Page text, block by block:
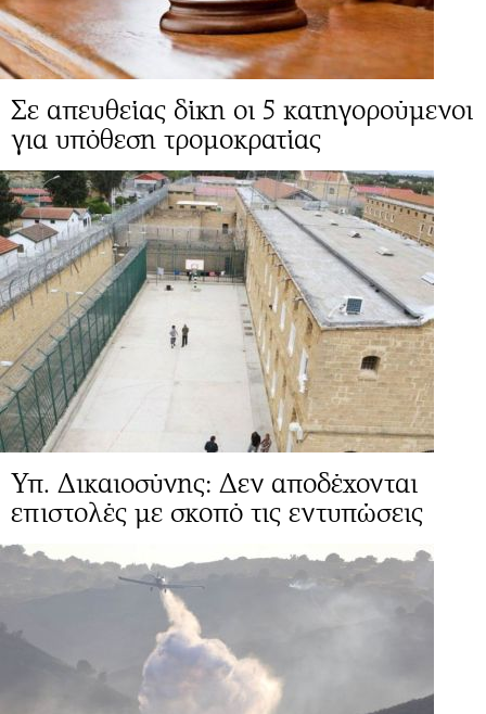
Σε απευθείας δίκη οι 5 κατηγορούμενοι
για υπόθεση τρομοκρατίας
Υπ. Δικαιοσύνης: Δεν αποδέχονται
επιστολές με σκοπό τις εντυπώσεις